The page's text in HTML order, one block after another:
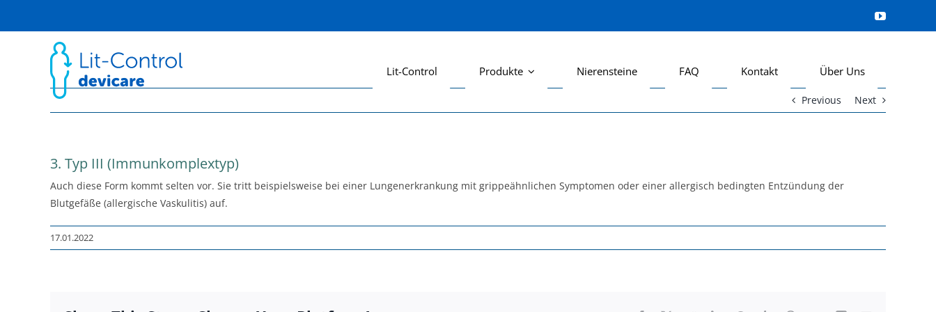
Lit-Control Produkte Nierensteine FAQ Kontakt Über Uns
Previous Next
3. Typ III (Immunkomplextyp)
Auch diese Form kommt selten vor. Sie tritt beispielsweise bei einer Lungenerkrankung mit grippeähnlichen Symptomen oder einer allergisch bedingten Entzündung der
Blutgefäße (allergische Vaskulitis) auf.
17.01.2022